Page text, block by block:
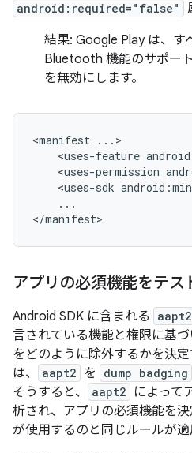
android:required="false"
結果: Google Play は、す
Bluetooth 機能のサポー
を無効にします。
<manifest
<uses-feature
<uses-permission
<uses-sdk
...
</manifest>
アプリの必須機能をテス
Android SDK に含まれる aapt2
言されている機能と権限に基
をどのように除外するかを決
は、
aapt2 を dump badging
そうすると、
aapt2
によって
析され、アプリの必須機能を
が使用するのと同じルールが適